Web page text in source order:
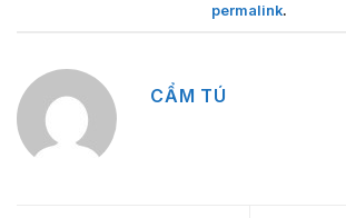
permalink.
CẨM TÚ